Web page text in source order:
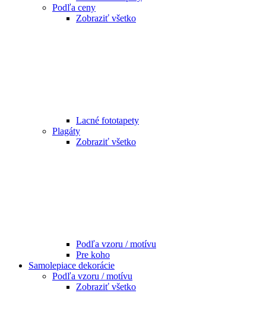
Podľa ceny
Zobraziť všetko
Lacné fototapety
Plagáty
Zobraziť všetko
Podľa vzoru / motívu
Pre koho
Samolepiace dekorácie
Podľa vzoru / motívu
Zobraziť všetko